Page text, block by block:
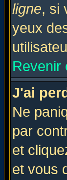
ligne, si
yeux
Revenir
J'ai
Ne
par
et
et vous